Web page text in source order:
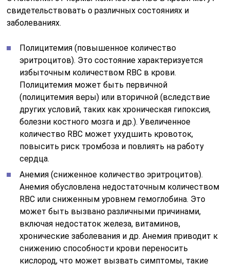
Причины отклонений и возможные
заболевания
Отклонения количества RBC в крови могут иметь
различные причины и связаны с разными
заболеваниями. Полицитемия может быть вызвана
гипоксией, хронической обструктивной болезнью
легких, или она может быть наследственной. Анемия
может быть следствием недостатка железа,
витаминов (например, витамина B12 или фолиевой